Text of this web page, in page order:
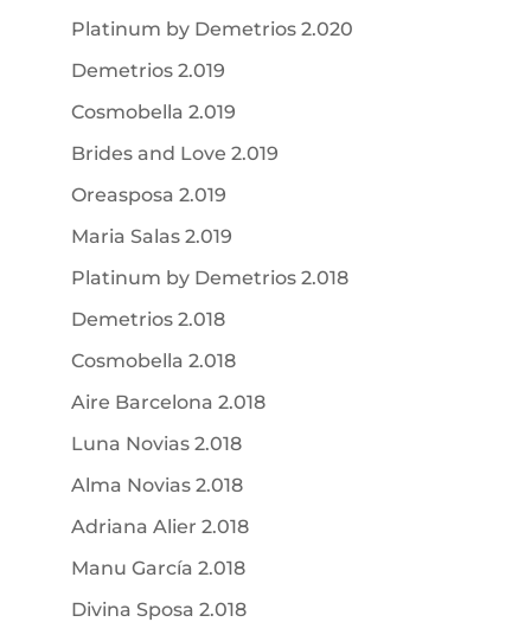
Platinum by Demetrios 2.020
Demetrios 2.019
Cosmobella 2.019
Brides and Love 2.019
Oreasposa 2.019
Maria Salas 2.019
Platinum by Demetrios 2.018
Demetrios 2.018
Cosmobella 2.018
Aire Barcelona 2.018
Luna Novias 2.018
Alma Novias 2.018
Adriana Alier 2.018
Manu García 2.018
Divina Sposa 2.018